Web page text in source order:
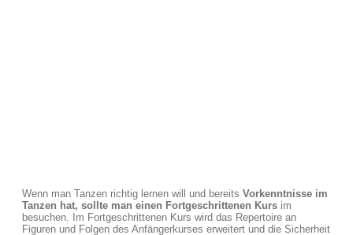
Wenn man Tanzen richtig lernen will und bereits Vorkenntnisse im
Tanzen hat, sollte man einen Fortgeschrittenen Kurs im
besuchen. Im Fortgeschrittenen Kurs wird das Repertoire an
Figuren und Folgen des Anfängerkurses erweitert und die Sicherheit